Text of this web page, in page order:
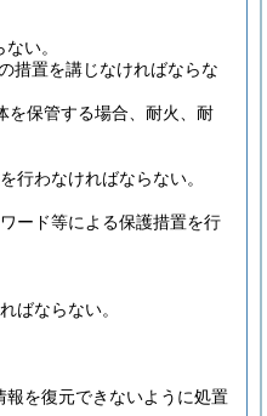
い。
措置を講じなければならな
を保管する場合、耐火、耐
行わなければならない。
ード等による保護措置を行
ばならない。
を復元できないように処置